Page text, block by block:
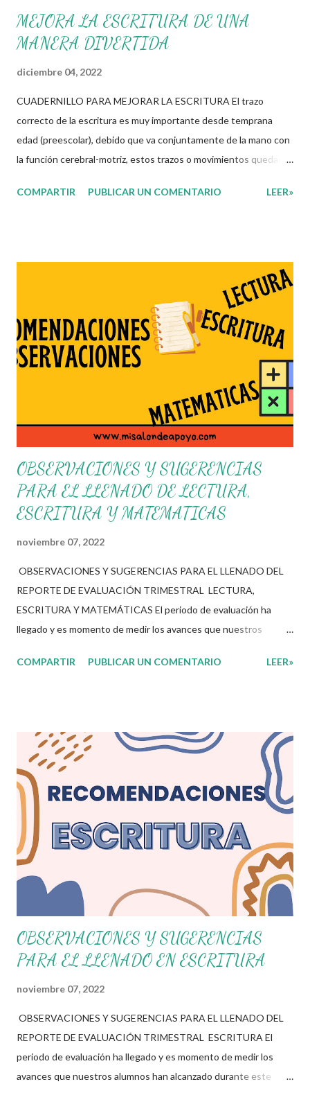
MEJORA LA ESCRITURA DE UNA
MANERA DIVERTIDA
diciembre 04, 2022
CUADERNILLO PARA MEJORAR LA ESCRITURA El trazo
correcto de la escritura es muy importante desde temprana
edad (preescolar), debido que va conjuntamente de la mano con
la función cerebral-motriz, estos trazos o movimientos quedan
aprendizaje de números y letras sea fácil de obtener. Con lo
medida en comparación con aquellos que no obtuvieron este
proceso. Compañeros en esta ocasión les compartimos el
siguiente cuaderno de trabajo en el cual aprenderán y
practicaran los trazos de las letras, esto a través de diversas
actividades que nos ayudaran alcanzar este objetivo. nos
despedimos dando las gracias a los creadores de este increíble
material didáctico, tambien aprovechamos para recordarles que
todo material que aquí se comparte solo se hace ...
COMPARTIR PUBLICAR UN COMENTARIO LEER»
OBSERVACIONES Y SUGERENCIAS
PARA EL LLENADO DE LECTURA,
ESCRITURA Y MATEMATICAS
noviembre 07, 2022
OBSERVACIONES Y SUGERENCIAS PARA EL LLENADO DEL
REPORTE DE EVALUACIÓN TRIMESTRAL LECTURA,
ESCRITURA Y MATEMÁTICAS El periodo de evaluación ha
llegado y es momento de medir los avances que nuestros
ciclo escolar, ahora bien durante este proceso siempre se nos
familia. Bien en este espacio queremos compartirles una lista de
frases que nos ayuden en el llenado de observaciones generales
en las boletas de calificación de nuestros alumnos, el cual nos
permitirá explicar a los padres los avances y necesidades de sus
hijos en este trimestre. Aprovechamos para dar las gracias a
los autores de estos materiales que aquí les compartimos, al
igual les recordamos que todo lo que aquí se comparte solo se
hace con fines educativos, didáctico...
COMPARTIR PUBLICAR UN COMENTARIO LEER»
OBSERVACIONES Y SUGERENCIAS
PARA EL LLENADO EN ESCRITURA
noviembre 07, 2022
OBSERVACIONES Y SUGERENCIAS PARA EL LLENADO DEL
REPORTE DE EVALUACIÓN TRIMESTRAL ESCRITURA El
periodo de evaluación ha llegado y es momento de medir los
avances que nuestros alumnos han alcanzado durante este